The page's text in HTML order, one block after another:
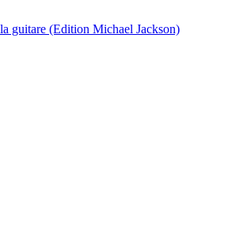
guitare (Edition Michael Jackson)